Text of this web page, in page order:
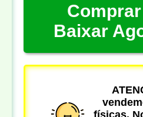
Baixar
físicas.